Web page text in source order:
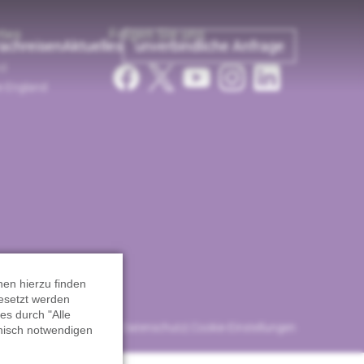
Aktuelles unverbindliche Anfrage
Folgen Sie uns
Impressum
hierzu finden
werden
durch "Alle
notwendigen